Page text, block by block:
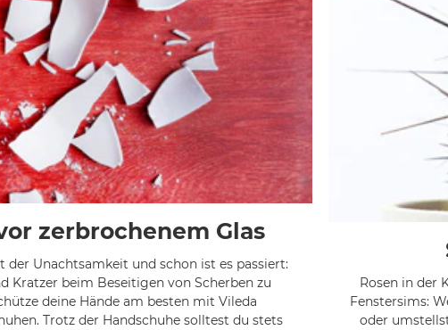
zerbrochenem Glas
der Unachtsamkeit und schon ist es passiert:
Kratzer beim Beseitigen von Scherben zu
deine Hände am besten mit Vileda
Trotz der Handschuhe solltest du stets
Rosen in der
Fenstersims:
oder